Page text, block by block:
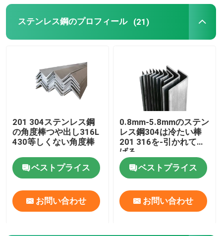
場合
ステンレス鋼のコイル
ステンレス鋼板
ステンレス・スティール・ストライプ
ステンレス鋼のプロフィール
ステンレス鋼のシームレスパイプ
ステンレス鋼の溶接された管
ステンレス鋼のプロフィール (21)
201 304ステンレス鋼
の角度棒つや出し316L
430等しくない角度棒
ベストプライス
お問い合わせ
0.8mm-5.8mmのステン
レス鋼304は冷たい棒
201 316を-引かれて曲
げる
ベストプライス
お問い合わせ